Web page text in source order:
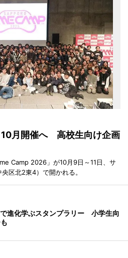
10月開催へ 高校生向け企画
Camp 2026」が10月9日～11日、サ
区北2東4）で開かれる。
進化学ぶスタンプラリー 小学生向